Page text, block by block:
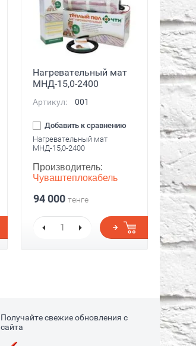
Нагревательный мат
МНД-15,0-2400
Артикул: 001
Добавить к сравнению
Нагревательный мат
МНД-15,0-2400
Производитель:
Чуваштеплокабель
94 000 тенге
Получайте свежие обновления с
сайта